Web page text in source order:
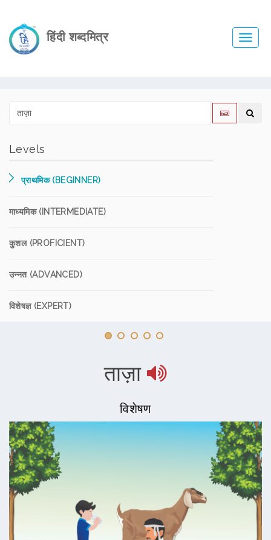
हिंदी शब्दमित्र
Levels
प्राथमिक (BEGINNER)
माध्यमिक (INTERMEDIATE)
कुशल (PROFICIENT)
उन्नत (ADVANCED)
विशेषज्ञ (EXPERT)
ताज़ा
विशेषण